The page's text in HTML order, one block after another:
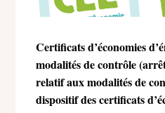
Certificats d’économies
modalités de contrôle
relatif aux modalités de
dispositif des certificats